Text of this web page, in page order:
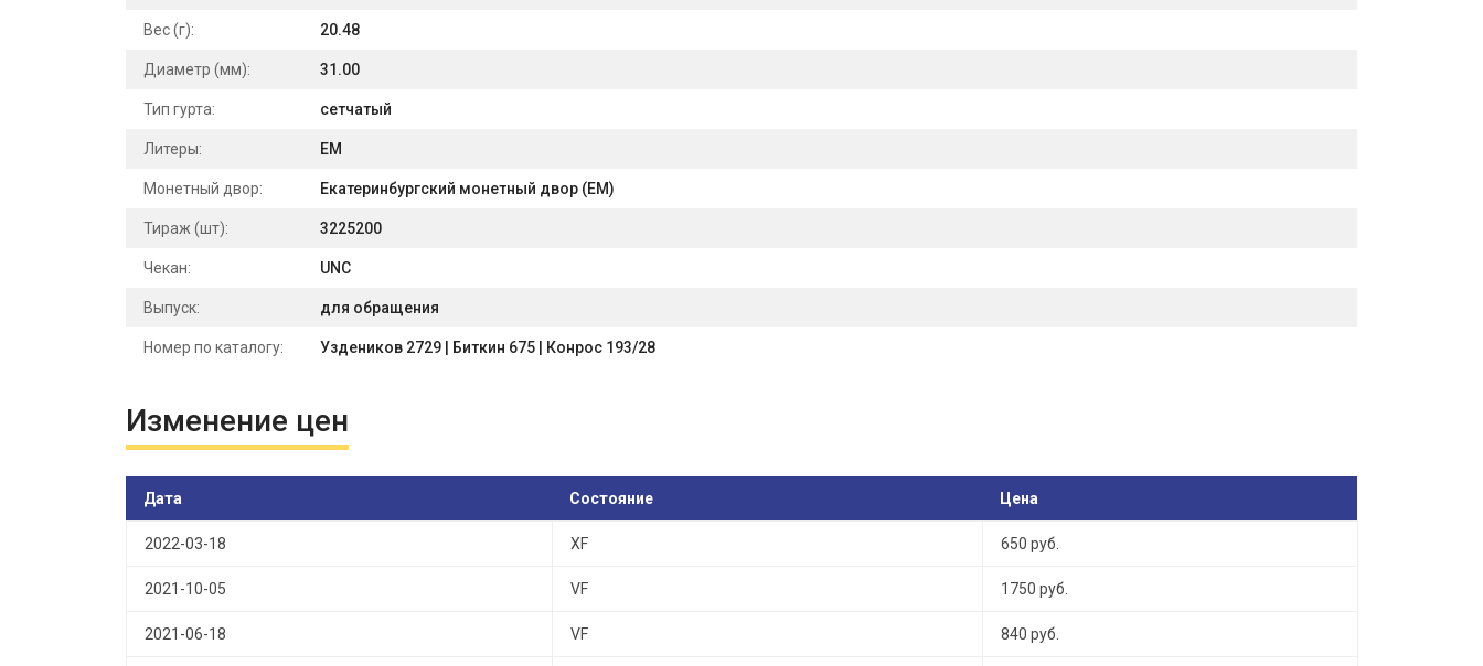
Вес (г): 20.48
Диаметр (мм): 31.00
Тип гурта: сетчатый
Литеры: ЕМ
Монетный двор: Екатеринбургский монетный двор (ЕМ)
Тираж (шт): 3225200
Чекан: UNC
Выпуск: для обращения
Номер по каталогу: Уздеников 2729 | Биткин 675 | Конрос 193/28
Изменение цен
Дата Состояние Цена
2022-03-18 XF 650 руб.
2021-10-05 VF 1750 руб.
2021-06-18 VF 840 руб.